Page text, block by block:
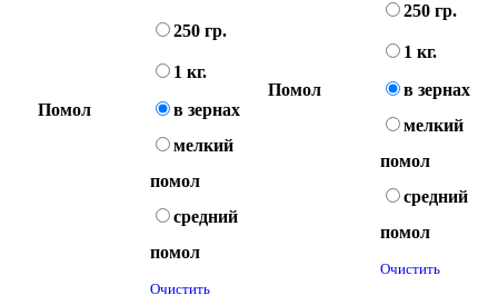
250 гр.
1 кг.
Помол
в зернах
мелкий
помол
средний
помол
Очистить
250 гр.
1 кг.
Помол
в зернах
мелкий
помол
средний
помол
Очистить